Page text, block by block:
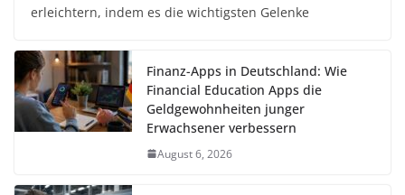
erleichtern, indem es die wichtigsten Gelenke
Finanz-Apps in Deutschland: Wie
Financial Education Apps die
Geldgewohnheiten junger
Erwachsener verbessern
August 6, 2026